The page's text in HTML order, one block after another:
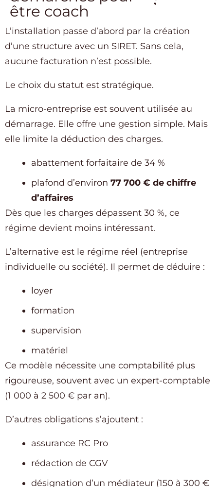
être coach
L’installation passe d’abord par la création
d’une structure avec un SIRET. Sans cela,
aucune facturation n’est possible.
Le choix du statut est stratégique.
La micro-entreprise est souvent utilisée au
démarrage. Elle offre une gestion simple. Mais
elle limite la déduction des charges.
abattement forfaitaire de 34 %
plafond d’environ 77 700 € de chiffre
d’affaires
Dès que les charges dépassent 30 %, ce
régime devient moins intéressant.
L’alternative est le régime réel (entreprise
individuelle ou société). Il permet de déduire :
loyer
formation
supervision
matériel
Ce modèle nécessite une comptabilité plus
rigoureuse, souvent avec un expert-comptable
(1 000 à 2 500 € par an).
D’autres obligations s’ajoutent :
assurance RC Pro
rédaction de CGV
désignation d’un médiateur (150 à 300 €